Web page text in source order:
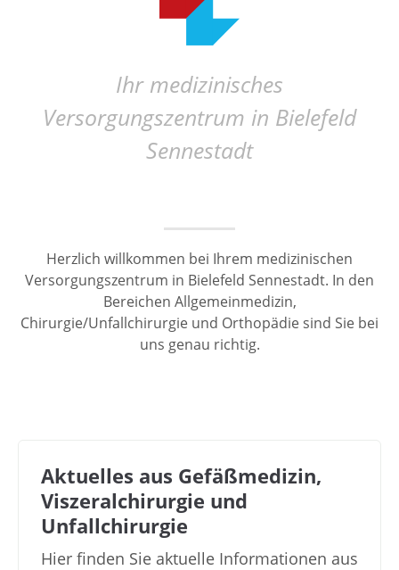
Ihr medizinisches
Versorgungszentrum in Bielefeld
Sennestadt
Herzlich willkommen bei Ihrem medizinischen
Versorgungszentrum in Bielefeld Sennestadt. In den
Bereichen Allgemeinmedizin,
Chirurgie/Unfallchirurgie und Orthopädie sind Sie bei
uns genau richtig.
Aktuelles aus Gefäßmedizin,
Viszeralchirurgie und
Unfallchirurgie
Hier finden Sie aktuelle Informationen aus